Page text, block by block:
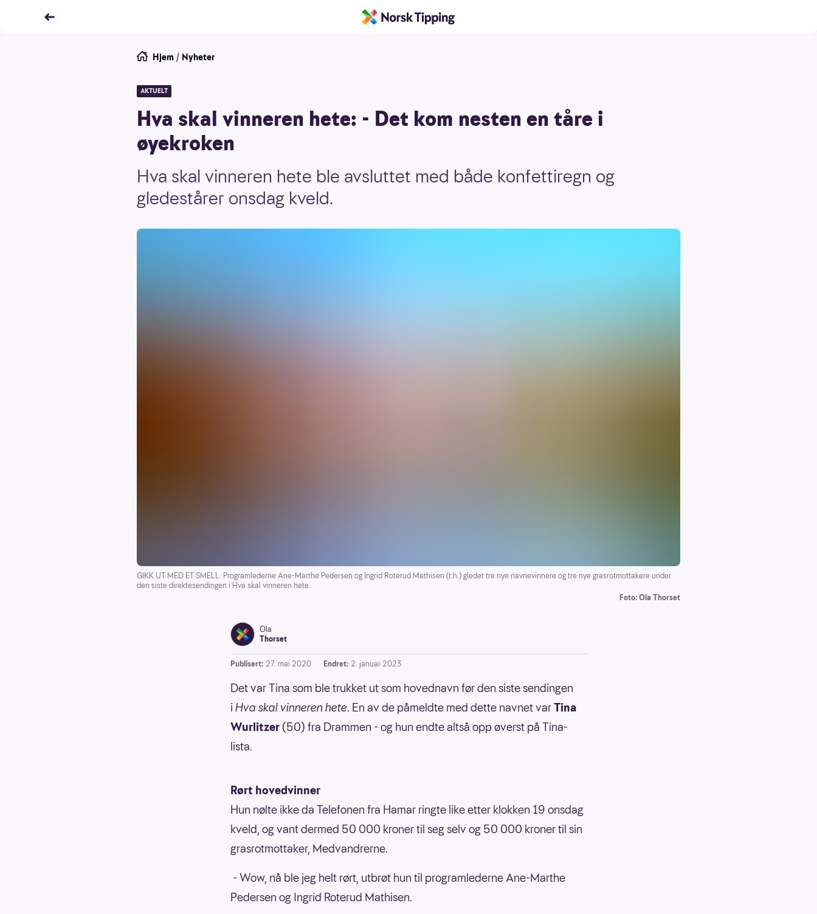
Hjem / Nyheter
AKTUELT
Hva skal vinneren hete: - Det kom nesten en tåre i
øyekroken
Hva skal vinneren hete ble avsluttet med både konfettiregn og
gledestårer onsdag kveld.
GIKK UT MED ET SMELL: Programlederne Ane-Marthe Pedersen og Ingrid Roterud Mathisen (t.h.) gledet tre nye navnevinnere og tre nye grasrotmottakere under
den siste direktesendingen i Hva skal vinneren hete.
Foto: Ola Thorset
Ola
Thorset
Publisert: 27. mai 2020 Endret: 2. januar 2023
Det var Tina som ble trukket ut som hovednavn før den siste sendingen
i Hva skal vinneren hete. En av de påmeldte med dette navnet varTina
Wurlitzer (50) fra Drammen - og hun endte altså opp øverst på Tina-
lista.
Rørt hovedvinner
Hun nølte ikke da Telefonen fra Hamar ringte like etter klokken 19 onsdag
kveld, og vant dermed 50 000 kroner til seg selv og 50 000 kroner til sin
grasrotmottaker, Medvandrerne.
- Wow, nå ble jeg helt rørt, utbrøt hun til programlederne Ane-Marthe
Pedersen og Ingrid Roterud Mathisen.